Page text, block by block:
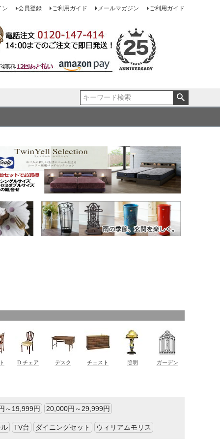
ン 会員登録 ご利用ガイド メールマガジン ご利用ガイド
～19,999円 20,000円～29,999円
TV台 ダイニングセット ウィリアムモリス